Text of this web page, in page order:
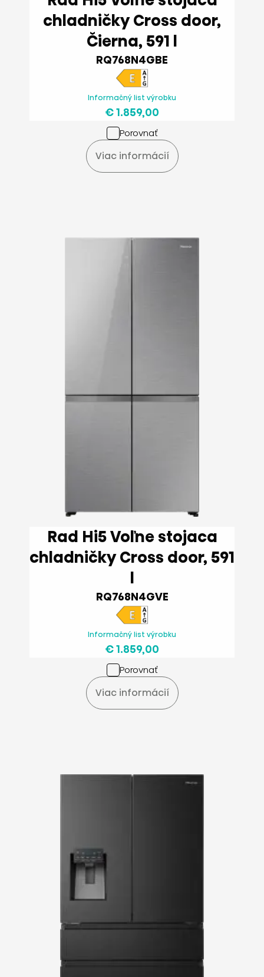
chladničky Cross door,
Čierna, 591 l
RQ768N4GBE
Informačný list výrobku
€ 1.859,00
Porovnať
Viac informácií
Rad Hi5 Voľne stojaca
chladničky Cross door, 591
l
RQ768N4GVE
Informačný list výrobku
€ 1.859,00
Porovnať
Viac informácií